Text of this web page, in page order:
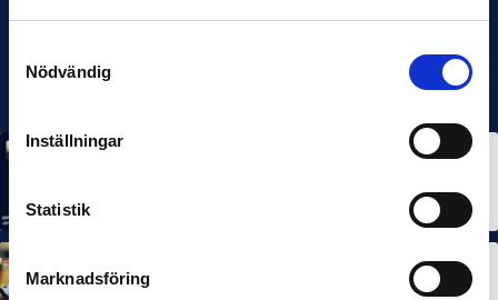
Nödvändig
Inställningar
Statistik
MarknadsföringMÅNADENS SPELARE
Dubbla Landskrona-priser när juni summeras